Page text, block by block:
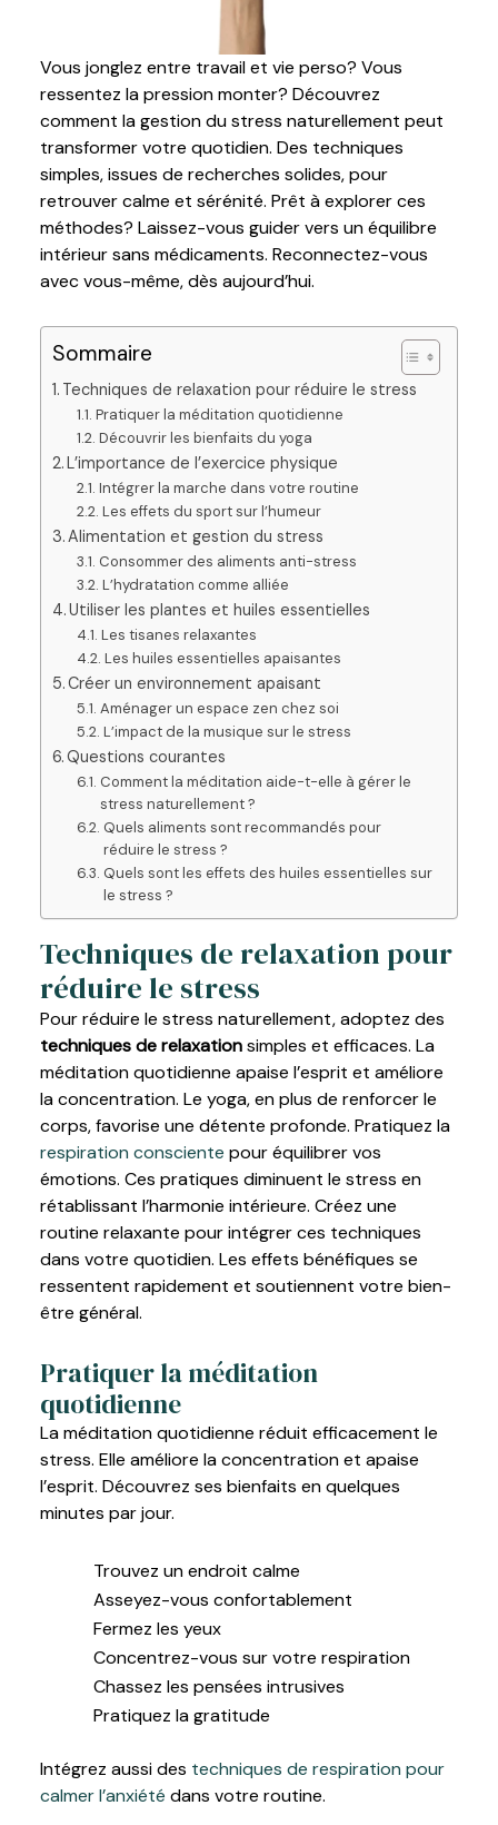
Vous jonglez entre travail et vie perso? Vous
ressentez la pression monter? Découvrez
comment la gestion du stress naturellement peut
transformer votre quotidien. Des techniques
simples, issues de recherches solides, pour
retrouver calme et sérénité. Prêt à explorer ces
méthodes? Laissez-vous guider vers un équilibre
intérieur sans médicaments. Reconnectez-vous
avec vous-même, dès aujourd’hui.
Sommaire
Techniques de relaxation pour réduire le stress
Pratiquer la méditation quotidienne
Découvrir les bienfaits du yoga
L’importance de l’exercice physique
Intégrer la marche dans votre routine
Les effets du sport sur l’humeur
Alimentation et gestion du stress
Consommer des aliments anti-stress
L’hydratation comme alliée
Utiliser les plantes et huiles essentielles
Les tisanes relaxantes
Les huiles essentielles apaisantes
Créer un environnement apaisant
Aménager un espace zen chez soi
L’impact de la musique sur le stress
Questions courantes
Comment la méditation aide-t-elle à gérer le
stress naturellement ?
Quels aliments sont recommandés pour
réduire le stress ?
Quels sont les effets des huiles essentielles sur
le stress ?
Techniques de relaxation pour
réduire le stress
Pour réduire le stress naturellement, adoptez des
techniques de relaxationsimples et efficaces. La
méditation quotidienne apaise l’esprit et améliore
la concentration. Le yoga, en plus de renforcer le
corps, favorise une détente profonde. Pratiquez la
respiration consciente pour équilibrer vos
émotions. Ces pratiques diminuent le stress en
rétablissant l’harmonie intérieure. Créez une
routine relaxante pour intégrer ces techniques
dans votre quotidien. Les effets bénéfiques se
ressentent rapidement et soutiennent votre bien-
être général.
Pratiquer la méditation
quotidienne
La méditation quotidienne réduit efficacement le
stress. Elle améliore la concentration et apaise
l’esprit. Découvrez ses bienfaits en quelques
minutes par jour.
Trouvez un endroit calme
Asseyez-vous confortablement
Fermez les yeux
Concentrez-vous sur votre respiration
Chassez les pensées intrusives
Pratiquez la gratitude
Intégrez aussi des techniques de respiration pour
calmer l’anxiété dans votre routine.